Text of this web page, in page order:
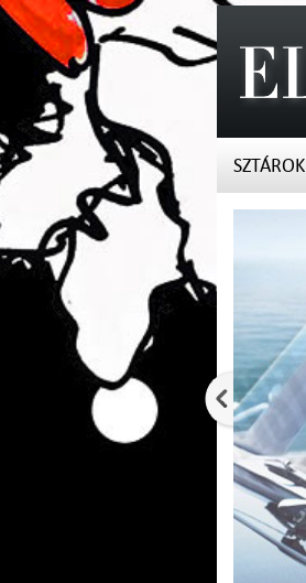
SZTÁROK